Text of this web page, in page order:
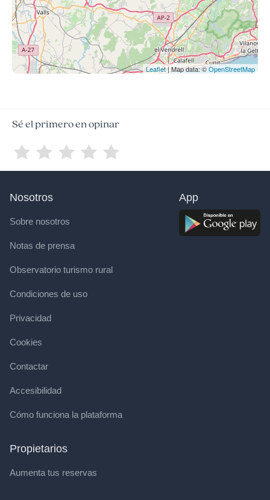
Leaflet| Map data: ©OpenStreetMap
Sé el primero en opinar
Nosotros
Sobre nosotros
Notas de prensa
Observatorio turismo rural
Condiciones de uso
Privacidad
Cookies
Contactar
Accesibilidad
Cómo funciona la plataforma
Propietarios
Aumenta tus reservas
App